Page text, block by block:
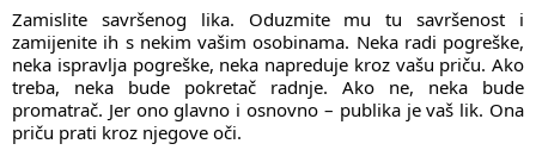
Zamislite savršenog lika. Oduzmite mu tu savršenost i
zamijenite ih s nekim vašim osobinama. Neka radi pogreške,
neka ispravlja pogreške, neka napreduje kroz vašu priču. Ako
treba, neka bude pokretač radnje. Ako ne, neka bude
promatrač. Jer ono glavno i osnovno – publika je vaš lik. Ona
priču prati kroz njegove oči.